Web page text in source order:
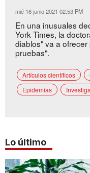
mié 16 junio 2021 02:53 PM
En una inusuales
York Times, la
diablos" va a
pruebas".
Artículos científicos
Epidemias
Lo último